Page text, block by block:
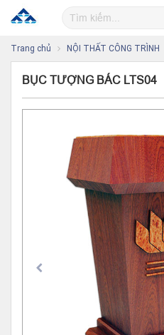
Trang chủ NỘI THẤT CÔNG TRÌNH
BỤC TƯỢNG BÁC LTS04